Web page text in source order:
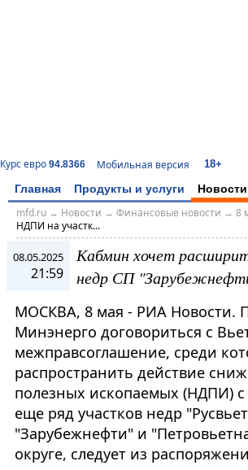
Курс евро 94.8366 Мобильная версия 18+
Главная Продукты и услуги Новости
mfd.ru→ Новости → Финансовые новости → 8
НДПИ на участк...
08.05.2025
21:59
Кабмин хочет
недр СП
МОСКВА, 8 мая - РИА Новости.
Минэнерго договориться с
межправсоглашение, среди
распространить действие
полезных ископаемых (НДПИ)
еще ряд участков недр
"Зарубежнефти" и
округе, следует из